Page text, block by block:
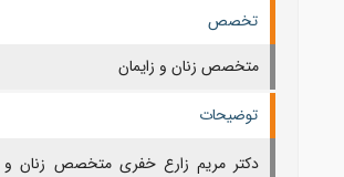
تخصص
متخصص زنان و زایمان
توضیحات
دکتر مریم زارع خفری متخصص زنان و